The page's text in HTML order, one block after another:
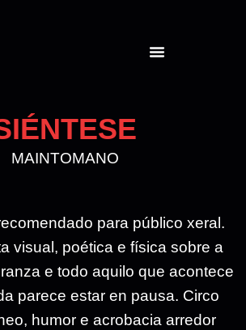
MAINTOMANO
para público xeral.
visual, poética e física sobre a
e todo aquilo que acontece
parece estar en pausa. Circo
humor e acrobacia arredor